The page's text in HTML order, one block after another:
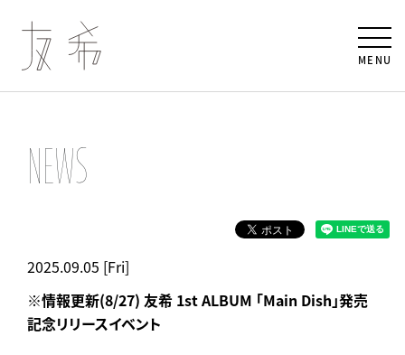
MENU
NEWS
2025.09.05 [Fri]
※情報更新(8/27) 友希 1st ALBUM 「Main Dish」発売
記念リリースイベント